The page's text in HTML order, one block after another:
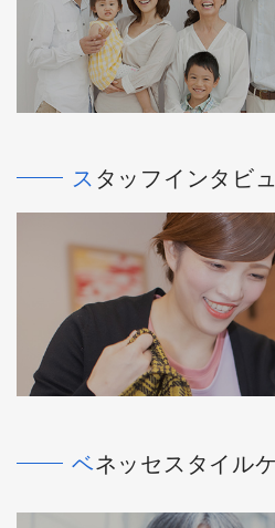
スタッフインタビ
ベネッセスタイル